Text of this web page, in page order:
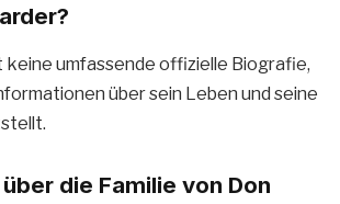
umfassende offizielle Biografie,
über sein Leben und seine
die Familie von Don